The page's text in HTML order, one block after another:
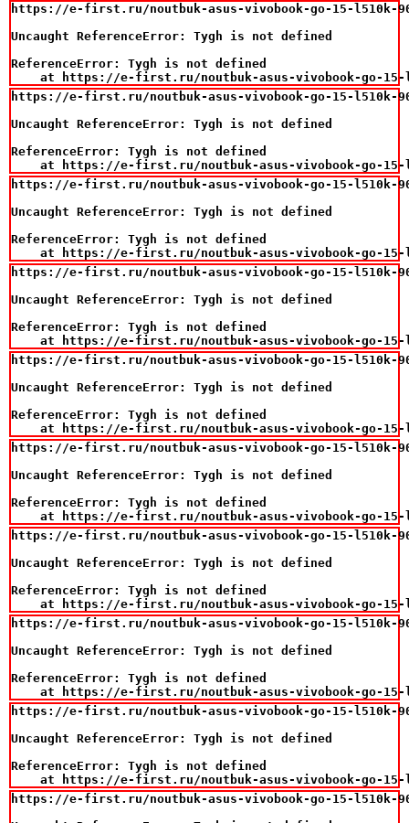
https://e-first.ru/noutbuk-asus-vivobook-go-15-l510k-
Uncaught ReferenceError: Tygh is not defined
ReferenceError: Tygh is not defined
at https://e-first.ru/noutbuk-asus-vivobook-go-
https://e-first.ru/noutbuk-asus-vivobook-go-15-l510k-
Uncaught ReferenceError: Tygh is not defined
ReferenceError: Tygh is not defined
at https://e-first.ru/noutbuk-asus-vivobook-go-
https://e-first.ru/noutbuk-asus-vivobook-go-15-l510k-
Uncaught ReferenceError: Tygh is not defined
ReferenceError: Tygh is not defined
at https://e-first.ru/noutbuk-asus-vivobook-go-
https://e-first.ru/noutbuk-asus-vivobook-go-15-l510k-
Uncaught ReferenceError: Tygh is not defined
ReferenceError: Tygh is not defined
at https://e-first.ru/noutbuk-asus-vivobook-go-
https://e-first.ru/noutbuk-asus-vivobook-go-15-l510k-
Uncaught ReferenceError: Tygh is not defined
ReferenceError: Tygh is not defined
at https://e-first.ru/noutbuk-asus-vivobook-go-
https://e-first.ru/noutbuk-asus-vivobook-go-15-l510k-
Uncaught ReferenceError: Tygh is not defined
ReferenceError: Tygh is not defined
at https://e-first.ru/noutbuk-asus-vivobook-go-
https://e-first.ru/noutbuk-asus-vivobook-go-15-l510k-
Uncaught ReferenceError: Tygh is not defined
ReferenceError: Tygh is not defined
at https://e-first.ru/noutbuk-asus-vivobook-go-
https://e-first.ru/noutbuk-asus-vivobook-go-15-l510k-
Uncaught ReferenceError: Tygh is not defined
ReferenceError: Tygh is not defined
at https://e-first.ru/noutbuk-asus-vivobook-go-
https://e-first.ru/noutbuk-asus-vivobook-go-15-l510k-
Uncaught ReferenceError: Tygh is not defined
ReferenceError: Tygh is not defined
at https://e-first.ru/noutbuk-asus-vivobook-go-
https://e-first.ru/noutbuk-asus-vivobook-go-15-l510k-